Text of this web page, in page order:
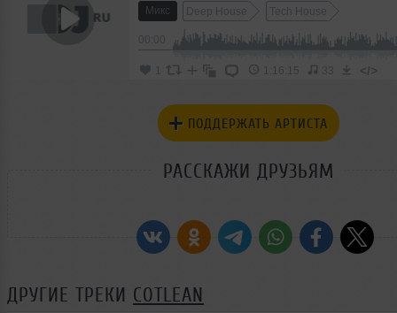
Микс Deep House Tech House
1:16:15 33 </>
ПОДДЕРЖАТЬ АРТИСТА
РАССКАЖИ ДРУЗЬЯМ
ДРУГИЕ ТРЕКИ COTLEAN